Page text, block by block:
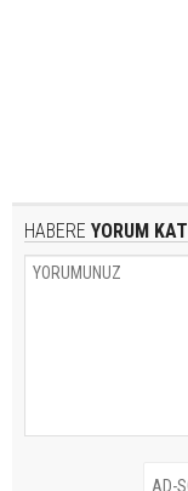
HABERE YORUM KAT